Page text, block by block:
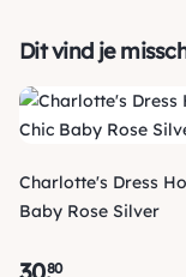
Dit vind je
Charlotte's Dress
Baby Rose Silver
80